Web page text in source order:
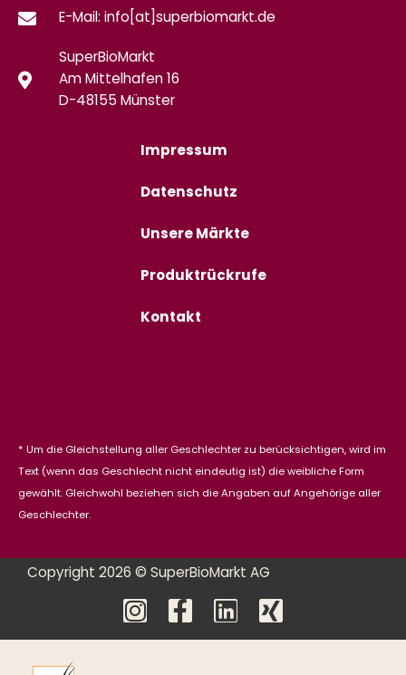
E-Mail: info[at]superbiomarkt.de
SuperBioMarkt
Am Mittelhafen 16
D-48155 Münster
Impressum
Datenschutz
Unsere Märkte
Produktrückrufe
Kontakt
* Um die Gleichstellung aller Geschlechter zu berücksichtigen, wird im
Text (wenn das Geschlecht nicht eindeutig ist) die weibliche Form
gewählt. Gleichwohl beziehen sich die Angaben auf Angehörige aller
Geschlechter.
Copyright 2026 © SuperBioMarkt AG